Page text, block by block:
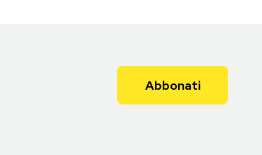
Abbonati